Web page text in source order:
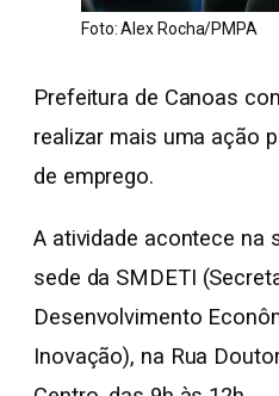
Foto: Alex Rocha/PMPA
Prefeitura de Canoas
realizar mais uma ação
de emprego.
A atividade acontece na
sede da SMDETI
Desenvolvimento
Inovação), na Rua